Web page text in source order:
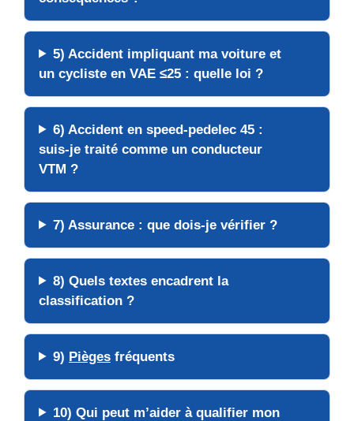
5) Accident impliquant mavoiture et
un cycliste en VAE ≤25 : quelle loi ?
6) Accident enspeed-pedelec 45 :
suis-je traité comme un conducteur
VTM ?
7) Assurance : que dois-je vérifier ?
8) Quelstextes encadrent la
classification ?
9) Pièges fréquents
10) Qui peut m’aider à qualifier mon